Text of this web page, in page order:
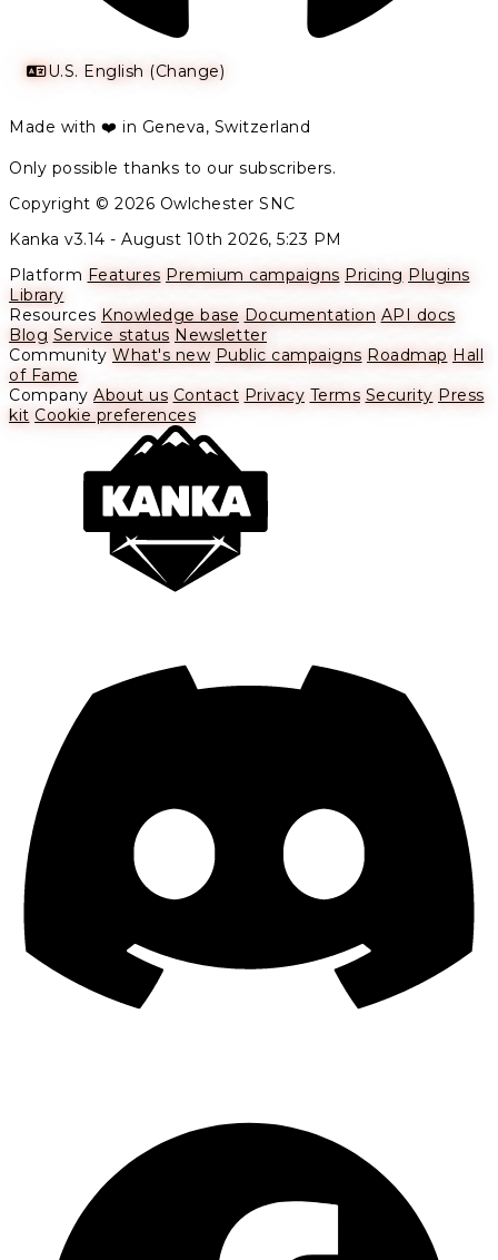
U.S. English (Change)
Made with ❤️ in Geneva, Switzerland
Only possible thanks to our subscribers.
Copyright © 2026 Owlchester SNC
Kanka v3.14 - August 10th 2026, 5:23 PM
Platform Features Premium campaigns Pricing Plugins
Library
Resources Knowledge base Documentation API docs
Blog Service status Newsletter
Community What's new Public campaigns Roadmap Hall
of Fame
Company About us Contact Privacy Terms Security Press
kit Cookie preferences